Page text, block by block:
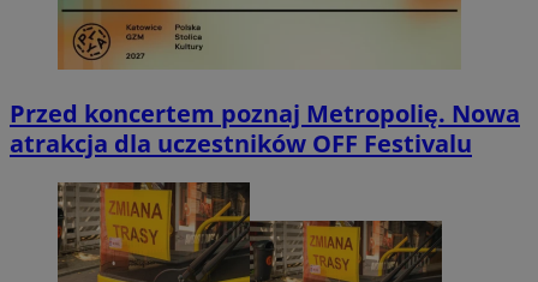
Przed koncertem poznaj Metropolię. Nowa
atrakcja dla uczestników OFF Festivalu